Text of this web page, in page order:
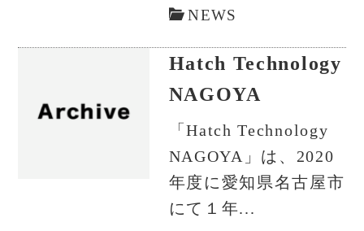
NEWS
Hatch Technology
NAGOYA
「Hatch Technology
NAGOYA」は、2020
年度に愛知県名古屋市
にて１年...